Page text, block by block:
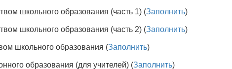
школьного образования (часть 1) (Заполнить)
школьного образования (часть 2) (Заполнить)
школьного образования (Заполнить)
образования (для учителей) (Заполнить)